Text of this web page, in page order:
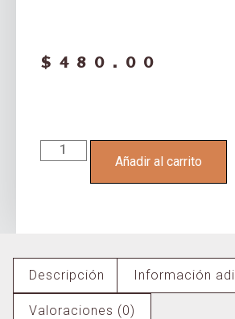
$ 480.00
Añadir al carrito
Descripción Información
Valoraciones (0)